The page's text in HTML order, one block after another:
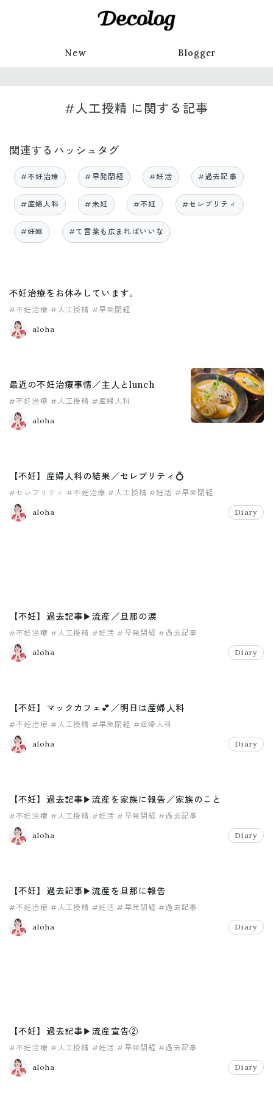
New Blogger
#人工授精 に関する記事
関連するハッシュタグ
#不妊治療 #早発閉経 #妊活 #過去記事
#産婦人科 #未妊 #不妊 #セレブリティ
#妊娠 #て言葉も広まればいいな
不妊治療をお休みしています。
#不妊治療 #人工授精 #早発閉経
aloha
最近の不妊治療事情／主人とlunch
#不妊治療 #人工授精 #産婦人科
aloha
【不妊】産婦人科の結果／セレブリティ💍
#セレブリティ #不妊治療 #人工授精 #妊活 #早発閉経
aloha Diary
【不妊】過去記事▶︎流産／旦那の涙
#不妊治療 #人工授精 #妊活 #早発閉経 #過去記事
aloha Diary
【不妊】マックカフェ💕／明日は産婦人科
#不妊治療 #人工授精 #早発閉経 #産婦人科
aloha Diary
【不妊】過去記事▶︎流産を家族に報告／家族のこと
#不妊治療 #人工授精 #妊活 #早発閉経 #過去記事
aloha Diary
【不妊】過去記事▶︎流産を旦那に報告
#不妊治療 #人工授精 #妊活 #早発閉経 #過去記事
aloha Diary
【不妊】過去記事▶︎流産宣告②
#不妊治療 #人工授精 #妊活 #早発閉経 #過去記事
aloha Diary